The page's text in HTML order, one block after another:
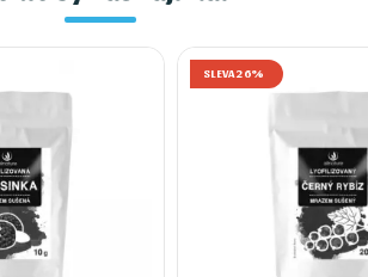
SLEVA 26%